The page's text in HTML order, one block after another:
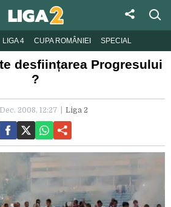
LIGA 4 CUPA ROMÂNIEI SPECIAL
desființarea Progresului
?
2008, 12:27 Liga 2